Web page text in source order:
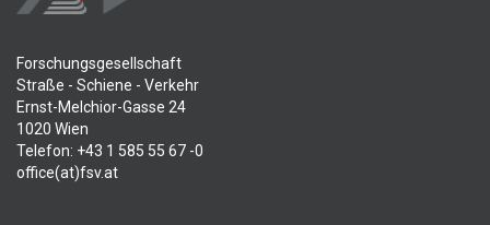
Forschungsgesellschaft
Straße - Schiene - Verkehr
Ernst-Melchior-Gasse 24
1020 Wien
Telefon: +43 1 585 55 67 -0
office(at)fsv.at